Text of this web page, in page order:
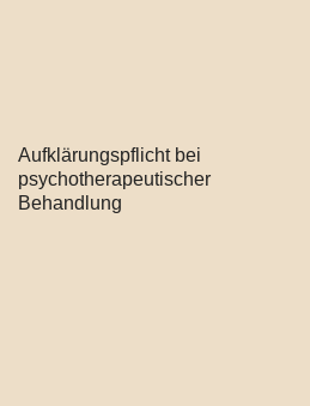
Aufklärungspflicht bei
psychotherapeutischer
Behandlung